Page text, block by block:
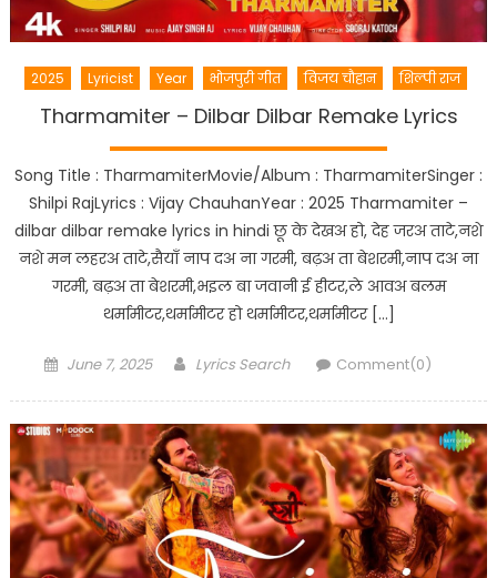
2025 Lyricist Year भोजपुरी गीत विजय चौहान शिल्पी राज
Tharmamiter – Dilbar Dilbar Remake Lyrics
Song Title : TharmamiterMovie/Album : TharmamiterSinger :
Shilpi RajLyrics : Vijay ChauhanYear : 2025 Tharmamiter –
dilbar dilbar remake lyrics in hindi छू के देखअ हो, देह जरअ ताटे,नशे
नशे मन लहरअ ताटे,सैयाँ नाप दअ ना गरमी, बढ़अ ता बेशरमी,नाप दअ ना
गरमी, बढ़अ ता बेशरमी,भइल बा जवानी ई हीटर,ले आवअ बलम
थर्मामीटर,थर्मामीटर हो थर्मामीटर,थर्मामीटर […]
Posted
June 7, 2025 Author
Lyrics Search Comment(0)